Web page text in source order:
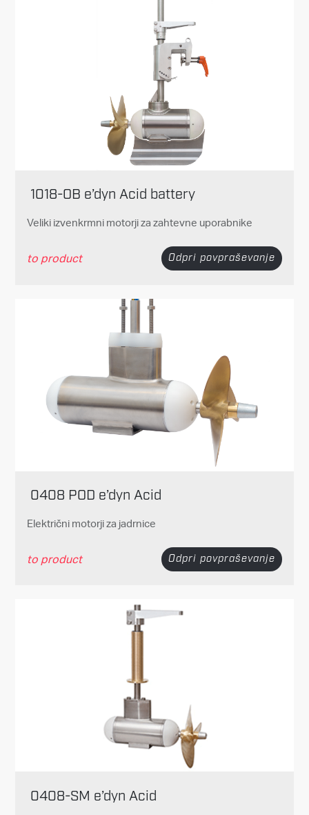
1018-OB e’dyn Acid battery
Veliki izvenkrmni motorji za zahtevne uporabnike
to product Odpri povpraševanje
0408 POD e’dyn Acid
Električni motorji za jadrnice
to product Odpri povpraševanje
0408-SM e’dyn Acid